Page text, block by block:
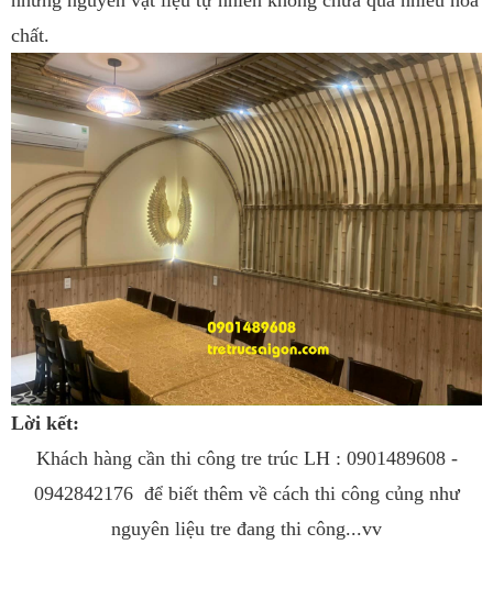
chất.
Lời kết:
Khách hàng cần thi công tre trúc LH : 0901489608 -
0942842176 để biết thêm về cách thi công củng như
nguyên liệu tre đang thi công...vv